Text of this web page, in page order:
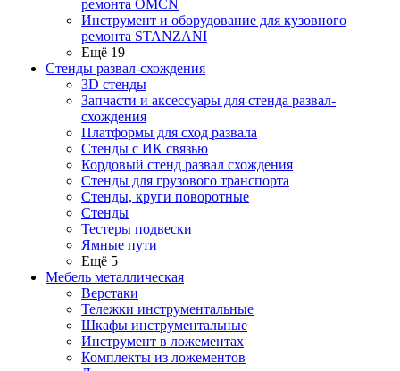
ремонта OMCN
Инструмент и оборудование для кузовного
ремонта STANZANI
Ещё 19
Стенды развал-схождения
3D стенды
Запчасти и аксессуары для стенда развал-
схождения
Платформы для сход развала
Стенды с ИК связью
Кордовый стенд развал схождения
Стенды для грузового транспорта
Стенды, круги поворотные
Стенды
Тестеры подвески
Ямные пути
Ещё 5
Мебель металлическая
Верстаки
Тележки инструментальные
Шкафы инструментальные
Инструмент в ложементах
Комплекты из ложементов